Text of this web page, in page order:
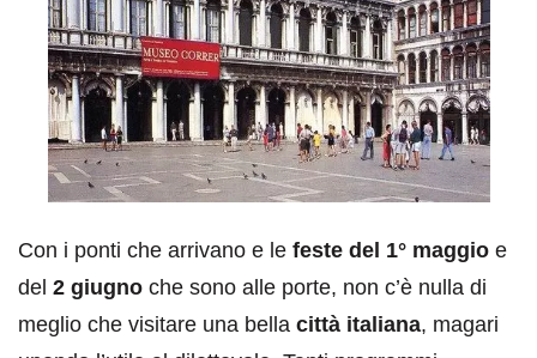
Con i ponti che arrivano e le feste del 1° maggio e
del 2 giugno che sono alle porte, non c’è nulla di
meglio che visitare una bella città italiana, magari